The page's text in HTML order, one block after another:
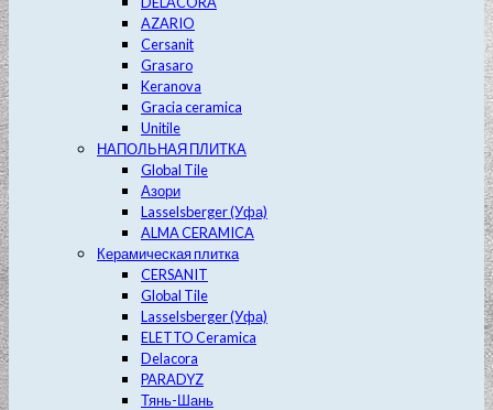
AZARIO
Cersanit
Grasaro
Keranova
Gracia ceramica
Unitile
НАПОЛЬНАЯ ПЛИТКА
Global Tile
Азори
Lasselsberger (Уфа)
ALMA CERAMICA
Керамическая плитка
CERSANIT
Global Tile
Lasselsberger (Уфа)
ELETTO Ceramica
Delacora
PARADYZ
Тянь-Шань